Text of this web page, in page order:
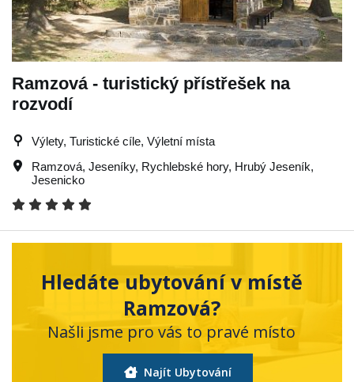
Ramzová - turistický přístřešek na
rozvodí
Výlety, Turistické cíle, Výletní místa
Ramzová, Jeseníky, Rychlebské hory, Hrubý Jeseník,
Jesenicko
Hledáte ubytování v místě
Ramzová?
Našli jsme pro vás to pravé místo
Najít Ubytování